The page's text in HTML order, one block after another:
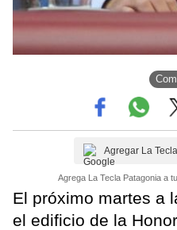
Agregar La
Agrega La Tecla Patagonia a
El próximo martes a
el edificio de la